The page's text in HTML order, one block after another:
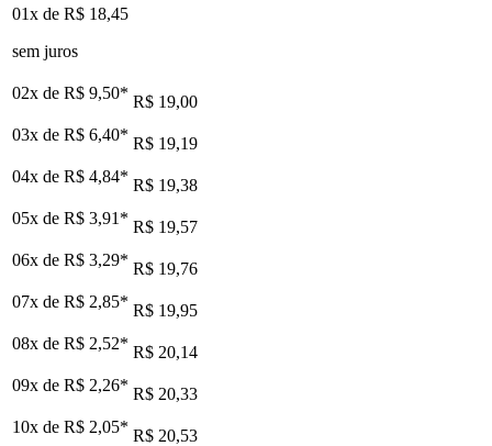
01x de R$ 18,45
sem juros
02x de R$ 9,50* R$ 19,00
03x de R$ 6,40* R$ 19,19
04x de R$ 4,84* R$ 19,38
05x de R$ 3,91 * R$ 19,57
06x de R$ 3,29* R$ 19,76
07x de R$ 2,85* R$ 19,95
08x de R$ 2,52* R$ 20,14
09x de R$ 2,26* R$ 20,33
10x de R$ 2,05* R$ 20,53